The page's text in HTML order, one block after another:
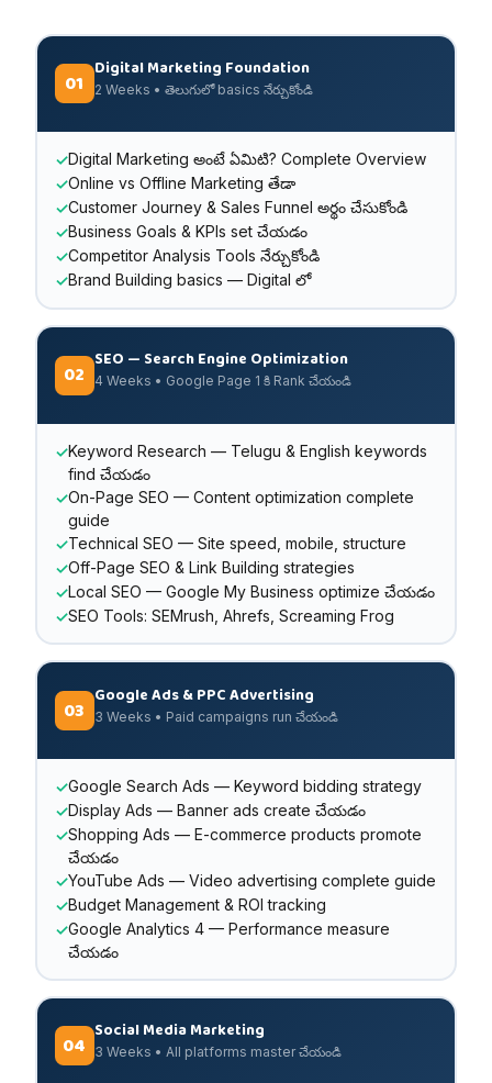
01
Digital Marketing Foundation
2 Weeks • తెలుగులో basics నేర్చుకోండి
Digital Marketing అంటే ఏమిటి? Complete Overview
Online vs Offline Marketing తేడా
Customer Journey & Sales Funnel అర్థం చేసుకోండి
Business Goals & KPIs set చేయడం
Competitor Analysis Tools నేర్చుకోండి
Brand Building basics — Digital లో
02
SEO — Search Engine Optimization
4 Weeks • Google Page 1 కి Rank చేయండి
Keyword Research — Telugu & English keywords
find చేయడం
On-Page SEO — Content optimization complete
guide
Technical SEO — Site speed, mobile, structure
Off-Page SEO & Link Building strategies
Local SEO — Google My Business optimize చేయడం
SEO Tools: SEMrush, Ahrefs, Screaming Frog
03
Google Ads & PPC Advertising
3 Weeks • Paid campaigns run చేయండి
Google Search Ads — Keyword bidding strategy
Display Ads — Banner ads create చేయడం
Shopping Ads — E-commerce products promote
చేయడం
YouTube Ads — Video advertising complete guide
Budget Management & ROI tracking
Google Analytics 4 — Performance measure
చేయడం
04
Social Media Marketing
3 Weeks • All platforms master చేయండి